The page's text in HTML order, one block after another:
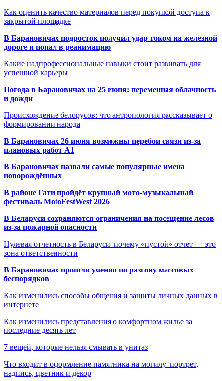
Как оценить качество материалов перед покупкой доступа к
закрытой площадке
В Барановичах подросток получил удар током на железной
дороге и попал в реанимацию
Какие надпрофессиональные навыки стоит развивать для
успешной карьеры
Погода в Барановичах на 25 июня: переменная облачность
и дожди
Происхождение белорусов: что антропология рассказывает о
формировании народа
В Барановичах 26 июня возможны перебои связи из-за
плановых работ A1
В Барановичах назвали самые популярные имена
новорождённых
В районе Гати пройдёт крупный мото-музыкальный
фестиваль MotoFestWest 2026
В Беларуси сохраняются ограничения на посещение лесов
из-за пожарной опасности
Нулевая отчетность в Беларуси: почему «пустой» отчет — это
зона ответственности
В Барановичах прошли учения по разгону массовых
беспорядков
Как изменились способы общения и защиты личных данных в
интернете
Как изменились представления о комфортном жилье за
последние десять лет
7 вещей, которые нельзя смывать в унитаз
Что входит в оформление памятника на могилу: портрет,
надпись, цветник и декор